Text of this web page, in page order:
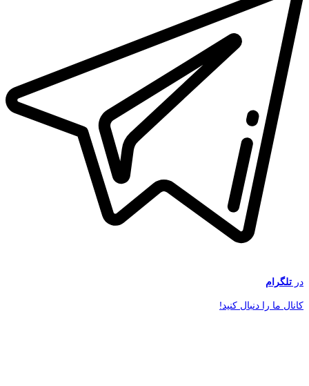
در تلگرام
کانال ما را دنبال کنید!